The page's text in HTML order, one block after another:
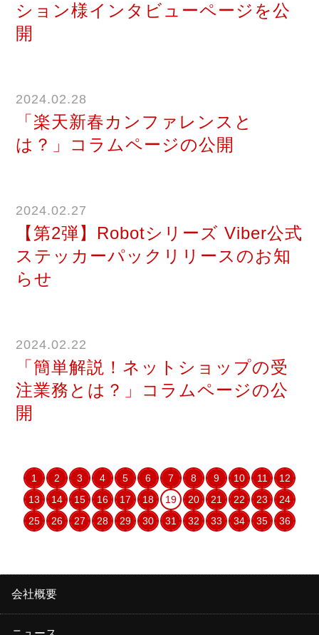
ション様インタビューページを公
開
2024.02.28
「楽天新春カンファレンスと
は？」コラムページの公開
2024.02.27
【第2弾】Robotシリーズ Viber公式
ステッカーパックリリースのお知
らせ
2024.02.22
「簡単解説！ネットショップの受
注業務とは？」コラムページの公
開
1 2 3 4 5 6 7 8 9 10 11
12
13
14 15 16 17 18 19 20 21 22 23
24
25
26 27 28 29 30 31 32 33 34 35 36
会社概要